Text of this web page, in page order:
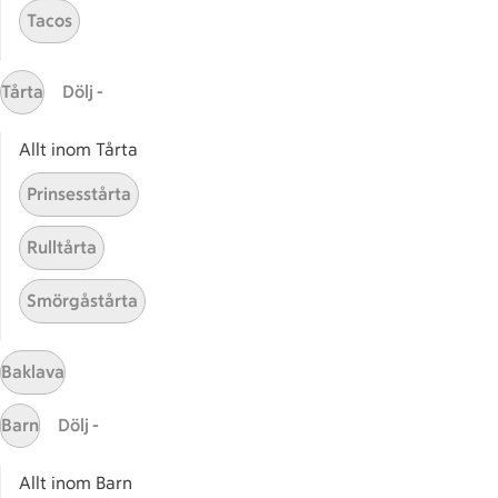
Gaston
ICAs tjänster
ICA-appen
ICA Scanna
ICA ToGo
Fler appar och tjänster
Stammis på ICA
Bli stammis
Stammis Husdjur
Partnererbjudanden
Våra ICA-kort
ICA
Tacos
Tårta Dölj -
Allt inom Tårta
Prinsesstårta
Rulltårta
Smörgåstårta
Baklava
Barn Dölj -
Allt inom Barn